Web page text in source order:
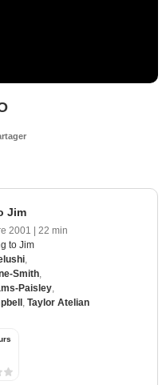
Jim
2001 | 22 min
to Jim
Smith
Paisley
Taylor Atelian